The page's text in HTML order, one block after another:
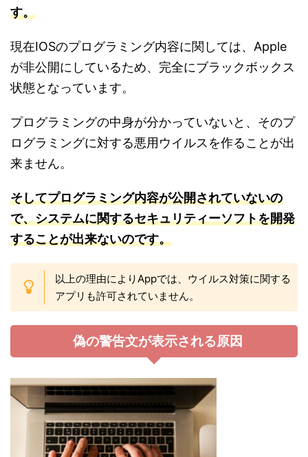
す。
現在IOSのプログラミング内容に関しては、Apple
が非公開にしているため、完全にブラックボックス
状態となっています。
プログラミングの中身が分かっていないと、そのプ
ログラミングに対する悪用ウイルスを作ることが出
来ません。
そしてプログラミング内容が公開されていないの
で、システムに関するセキュリティーソフトを開発
することが出来ないのです。
以上の理由によりAppでは、ウイルス対策に関する
アプリも許可されていません。
偽の警告文が表示される原因